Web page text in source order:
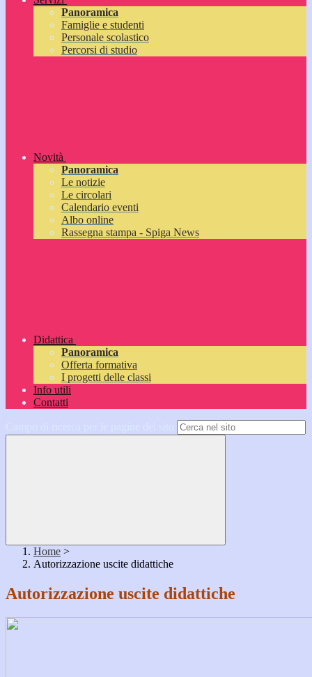
Panoramica
Famiglie e studenti
Personale scolastico
Percorsi di studio
Novità
Panoramica
Le notizie
Le circolari
Calendario eventi
Albo online
Rassegna stampa - Spiga News
Didattica
Panoramica
Offerta formativa
I progetti delle classi
Info utili
Contatti
Home >
Autorizzazione uscite didattiche
Autorizzazione uscite didattiche